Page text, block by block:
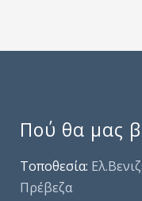
Πού θα μας
Τοποθεσία:
Πρέβεζα